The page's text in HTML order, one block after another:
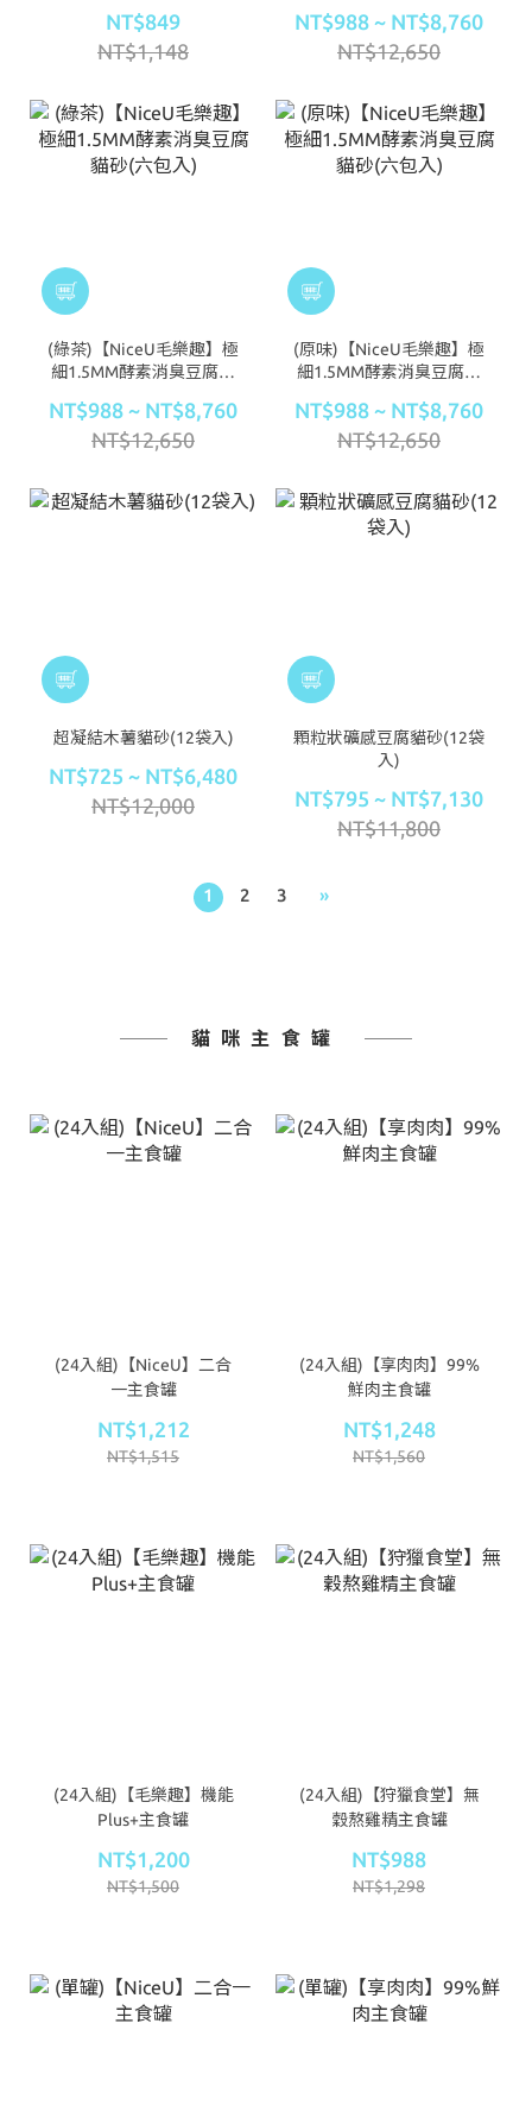
NT$849
NT$1,148
NT$988 ~ NT$8,760
NT$12,650
(綠茶)【NiceU毛樂趣】極
細1.5MM酵素消臭豆腐貓
NT$988 ~ NT$8,760
NT$12,650
(原味)【NiceU毛樂趣】極
細1.5MM酵素消臭豆腐貓
NT$988 ~ NT$8,760
NT$12,650
超凝結木薯貓砂(12袋入)
NT$725 ~ NT$6,480
NT$12,000
顆粒狀礦感豆腐貓砂(12袋
入)
NT$795 ~ NT$7,130
NT$11,800
1 2 3 »
貓咪主食罐
(24入組)【NiceU】二合
一主食罐
NT$1,212
NT$1,515
(24入組)【享肉肉】99%
鮮肉主食罐
NT$1,248
NT$1,560
(24入組)【毛樂趣】機能
Plus+主食罐
NT$1,200
NT$1,500
(24入組)【狩獵食堂】無
穀熬雞精主食罐
NT$988
NT$1,298